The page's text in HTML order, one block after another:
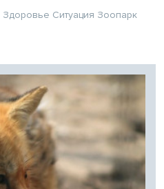
Здоровье Ситуация Зоопарк